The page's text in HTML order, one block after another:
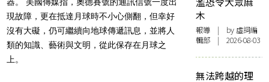
現故障，更在抵達月球時不小心側翻，但幸好
沒有大礙，仍可繼續向地球傳遞訊息，並將人
類的知識、藝術與文明，從此保存在月球之
上。
木
報導 | by 虛詞編
輯部 | 2026-08-03
無法跨越的理